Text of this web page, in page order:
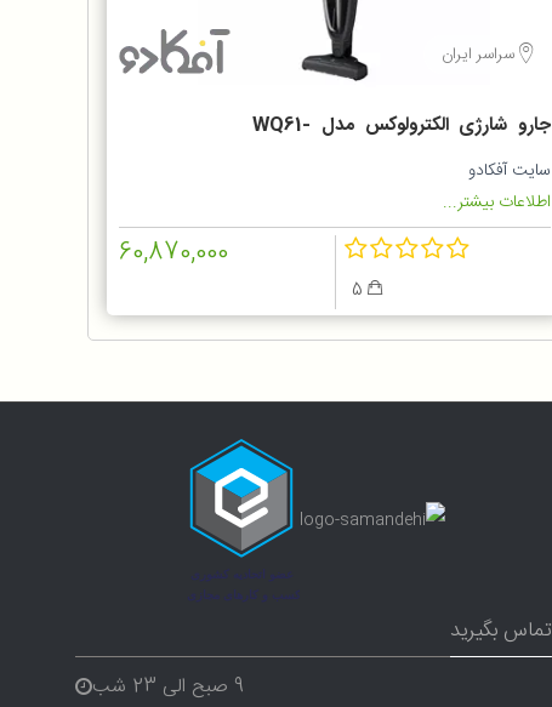
سراسر ایران
جارو شارژی الکترولوکس مدل WQ61-
1OGG
سایت آفکادو
اطلاعات بیشتر...
60,870,000
تماس بگیرید
9 صبح الی 23 شب